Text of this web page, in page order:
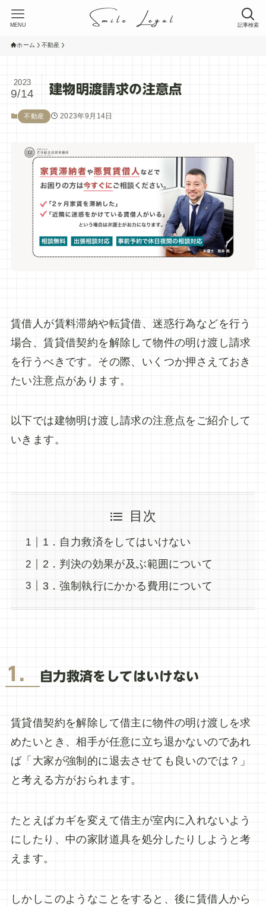
記事検索
MENU
ホーム 不動産
建物明渡請求の注意点
2023
9/14
不動産 2023年9月14日
賃借人が賃料滞納や転貸借、迷惑行為などを行う
場合、賃貸借契約を解除して物件の明け渡し請求
を行うべきです。その際、いくつか押さえておき
たい注意点があります。
以下では建物明け渡し請求の注意点をご紹介して
いきます。
目次
1．自力救済をしてはいけない
2．判決の効果が及ぶ範囲について
3．強制執行にかかる費用について
1． 自力救済をしてはいけない
賃貸借契約を解除して借主に物件の明け渡しを求
めたいとき、相手が任意に立ち退かないのであれ
ば「大家が強制的に退去させても良いのでは？」
と考える方がおられます。
たとえばカギを変えて借主が室内に入れないよう
にしたり、中の家財道具を処分したりしようと考
えます。
しかしこのようなことをすると、後に賃借人から